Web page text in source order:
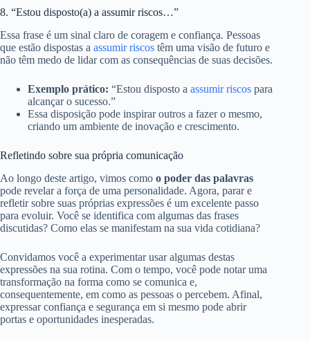
8. “Estou disposto(a) a assumir riscos…”
Essa frase é um sinal claro de coragem e confiança. Pessoas
que estão dispostas a assumir riscos têm uma visão de futuro e
não têm medo de lidar com as consequências de suas decisões.
Exemplo prático: “Estou disposto a assumir riscos para
alcançar o sucesso.”
Essa disposição pode inspirar outros a fazer o mesmo,
criando um ambiente de inovação e crescimento.
Refletindo sobre sua própria comunicação
Ao longo deste artigo, vimos como o poder das palavras
pode revelar a força de uma personalidade. Agora, parar e
refletir sobre suas próprias expressões é um excelente passo
para evoluir. Você se identifica com algumas das frases
discutidas? Como elas se manifestam na sua vida cotidiana?
Convidamos você a experimentar usar algumas destas
expressões na sua rotina. Com o tempo, você pode notar uma
transformação na forma como se comunica e,
consequentemente, em como as pessoas o percebem. Afinal,
expressar confiança e segurança em si mesmo pode abrir
portas e oportunidades inesperadas.